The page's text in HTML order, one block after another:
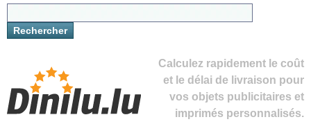
Calculez rapidement le coût
et le délai de livraison pour
vos objets publicitaires et
imprimés personnalisés.